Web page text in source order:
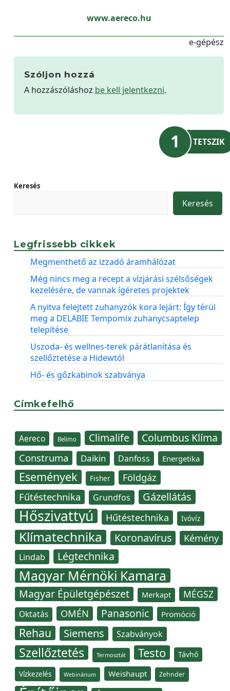
www.aereco.hu
e-gépész
Szóljon hozzá
A hozzászóláshoz be kell jelentkezni.
1 TETSZIK
Keresés
Keresés
Legfrissebb cikkek
Megmenthető az izzadó áramhálózat
Még nincs meg a recept a vízjárási szélsőségek
kezelésére, de vannak ígéretes projektek
A nyitva felejtett zuhanyzók kora lejárt: Így térül
meg a DELABIE Tempomix zuhanycsaptelep
telepítése
Uszoda- és wellnes-terek párátlanítása és
szellőztetése a Hidewtól
Hő- és gőzkabinok szabványa
Címkefelhő
Aereco Belimo Climalife Columbus Klíma
Construma Daikin Danfoss Energetika
Események Fisher Földgáz
Fűtéstechnika Grundfos Gázellátás
Hőszivattyú Hűtéstechnika Ivóvíz
Klímatechnika Koronavírus Kémény
Lindab Légtechnika
Magyar Mérnöki Kamara
Magyar Épületgépészet Merkapt MÉGSZ
Oktatás OMÉN Panasonic Promóció
Rehau Siemens Szabványok
Szellőztetés Termosztát Testo Távhő
Vízkezelés Webinárium Weishaupt Zehnder